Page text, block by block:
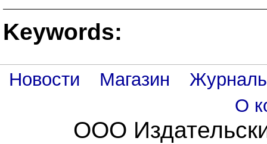
Keywords:
Новости Магазин
О
ООО